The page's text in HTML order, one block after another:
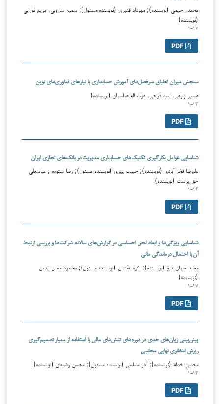
محمد رحیمی (نویسنده); مهرداد قنبری (نویسنده مسئول); سمیه سارویی, مریم نورایی
(نویسنده)
۱-۱۷
سنجش میزان انطباق سرفصل‌های آموزش حسابداری با نیازهای فناوری‌های نوین
عیسی زارعی, امید فرجی, عزت اله عباسیان (نویسنده)
۱-۱۳
شناسایی عوامل بکارگیری تکنیک‌های حسابداری مدیریت در بانک‌های تجاری ایران
علیرضا فخر آبادی (نویسنده); حبیب پیری (نویسنده مسئول); رضا ستوده , عباسعلی
حق پرست (نویسنده)
۱-۱۴
شناسایی ویژگی‌ها و ابعاد لحن احساسی در گزارش‌های سالانه شرکت‌ها و بررسی ارتباط
آن با احتمال درماندگی مالی
مجید جهان تیغ (نویسنده); اکرم تفتیان (نویسنده مسئول); محمود معین الدین
(نویسنده)
۱-۱۷
پیش‌بینی زیان‌های حدی در دوره‌های تنش‌های مالی با استفاده از معیار تصمیم‌گیری
ریزش انتظاری نهایی مجانبی
مجتبی خدام (نویسنده); آذر مسلمی (نویسنده مسئول); محسن رشیدی (نویسنده)
۱-۱۳